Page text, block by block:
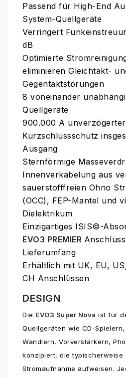
Passend für High-End
System-Quellgeräte
Verringert
dB
Optimierte
eliminieren Gleichtakt-
Gegentaktstörungen
8 voneinander
Quellgeräte
900.000 A unverzögerter
Kurzschlussschutz
Ausgang
Sternförmige
Innenverkabelung aus
sauerstofffreien Ohno
(OCC), FEP-Mantel und
Dielektrikum
Einzigartiges ISIS©-
EVO3 PREMIER
Lieferumfang
Erhältlich mit UK, EU,
CH Anschlüssen
DESIGN
Die EVO3 Super Nova ist für
Quellgeräten wie CD-
Wandlern, Vorverstärkern,
konzipiert, die typischerweise
Stromaufnahme aufweisen.